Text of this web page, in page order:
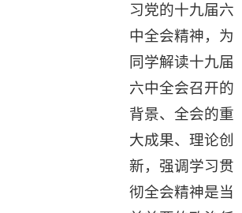
习党的十九届六
中全会精神，为
同学解读十九届
六中全会召开的
背景、全会的重
大成果、理论创
新，强调学习贯
彻全会精神是当